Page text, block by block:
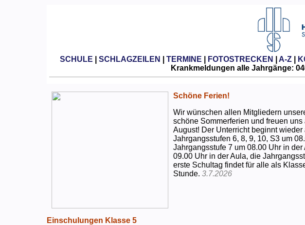
SCHULE SCHLAGZEILEN TERMINE FOTOSTRECKEN A-Z|
Krankmeldungen alle Jahrgänge:
Schöne Ferien!
Wir wünschen allen Mitgliedern
schöne Sommerferien und freuen
August! Der Unterricht beginnt
Jahrgangsstufen 6, 8, 9, 10, S3 um
Jahrgangsstufe 7 um 08.00 Uhr in
09.00 Uhr in der Aula, die
erste Schultag findet für alle als
Stunde.3.7.2026
Einschulungen Klasse 5